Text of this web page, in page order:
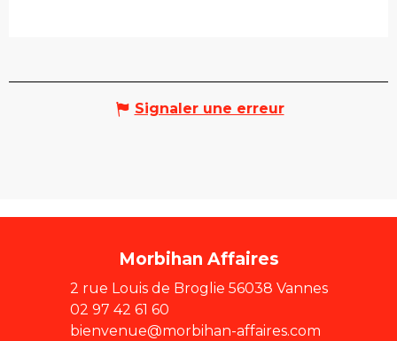
Signaler une erreur
Morbihan Affaires
2 rue Louis de Broglie 56038 Vannes
02 97 42 61 60
bienvenue@morbihan-affaires.com